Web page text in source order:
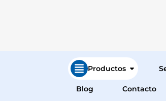
Productos
Blog Contacto